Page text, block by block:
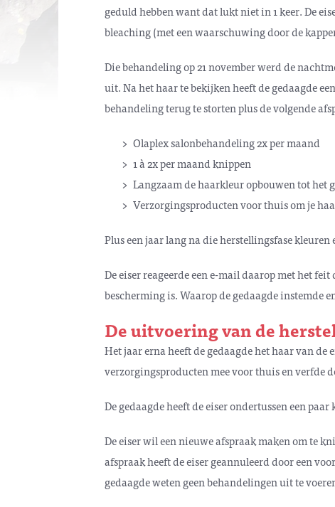
geduld hebben want dat lukt niet in 1 keer. De
bleaching (met een waarschuwing door de
Die behandeling op 21 november werd de
uit. Na het haar te bekijken heeft de gedaagde
behandeling terug te storten plus de volgende
Olaplex salonbehandeling 2x per maand
1 à 2x per maand knippen
Langzaam de haarkleur opbouwen tot het
Verzorgingsproducten voor thuis om je
Plus een jaar lang na die herstellingsfase kleuren
De eiser reageerde een e-mail daarop met het
bescherming is. Waarop de gedaagde instemde
De uitvoering van de
Het jaar erna heeft de gedaagde het haar van
verzorgingsproducten mee voor thuis en verfde
De gedaagde heeft de eiser ondertussen een
De eiser wil een nieuwe afspraak maken om te
afspraak heeft de eiser geannuleerd door een
gedaagde weten geen behandelingen uit te